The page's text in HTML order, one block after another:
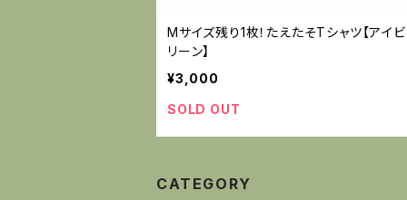
Mサイズ残り1枚！たえたそTシャツ【アイ
リーン】
¥3,000
SOLD OUT
CATEGORY